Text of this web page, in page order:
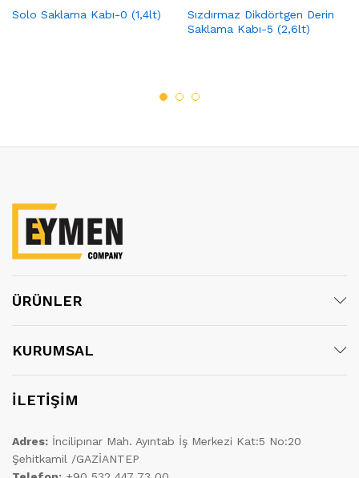
Solo Saklama Kabı-0 (1,4lt)
Sızdırmaz Dikdörtgen Derin
Saklama Kabı-5 (2,6lt)
ÜRÜNLER
KURUMSAL
İLETİŞİM
Adres: İncilipınar Mah. Ayıntab İş Merkezi Kat:5 No:20
Şehitkamil /GAZİANTEP